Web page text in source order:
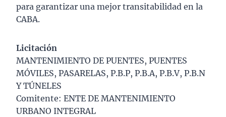
para garantizar una mejor transitabilidad en la
CABA.
Licitación
MANTENIMIENTO DE PUENTES, PUENTES
MÓVILES, PASARELAS, P.B.P, P.B.A, P.B.V, P.B.N
Y TÚNELES
Comitente: ENTE DE MANTENIMIENTO
URBANO INTEGRAL